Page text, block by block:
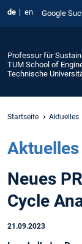
de en Google
Professur für
TUM School of
Technische
Startseite Aktuelles
Aktuelles
Neues
Cycle
21.09.2023